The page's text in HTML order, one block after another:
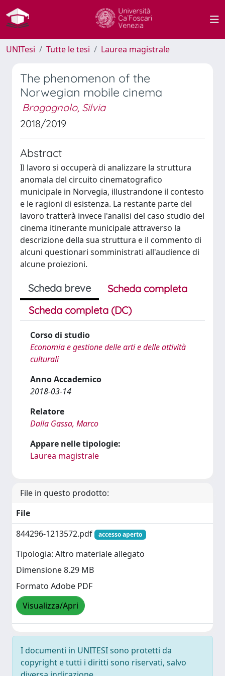
UNITesi Tutte le tesi Laurea magistrale
The phenomenon of the
Norwegian mobile cinema
Bragagnolo, Silvia
2018/2019
Abstract
Il lavoro si occuperà di analizzare la struttura
anomala del circuito cinematografico
municipale in Norvegia, illustrandone il contesto
e le ragioni di esistenza. La restante parte del
lavoro tratterà invece l'analisi del caso studio del
cinema itinerante municipale attraverso la
descrizione della sua struttura e il commento di
alcuni questionari somministrati all'audience di
alcune proiezioni.
Scheda breve
Scheda completa
Scheda completa (DC)
Corso di studio
Economia e gestione delle arti e delle attività
culturali
Anno Accademico
2018-03-14
Relatore
Dalla Gassa, Marco
Appare nelle tipologie:
Laurea magistrale
File in questo prodotto:
File
844296-1213572.pdf
accesso aperto
Tipologia: Altro materiale allegato
Dimensione 8.29 MB
Formato Adobe PDF
Visualizza/Apri
I documenti in UNITESI sono protetti da
copyright e tutti i diritti sono riservati, salvo